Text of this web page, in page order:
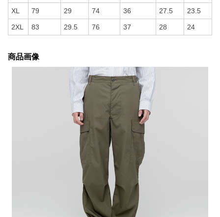
XL 79 29 74 36 27.5 23.5
2XL 83 29.5 76 37 28 24
商品画像